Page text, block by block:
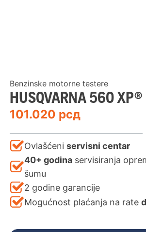
Benzinske motorne testere
HUSQVARNA 560 XP®
101.020 рсд
Ovlašćeni servisni centar
40+ godina servisiranja
šumu
2 godine garancije
Mogućnost plaćanja na rate